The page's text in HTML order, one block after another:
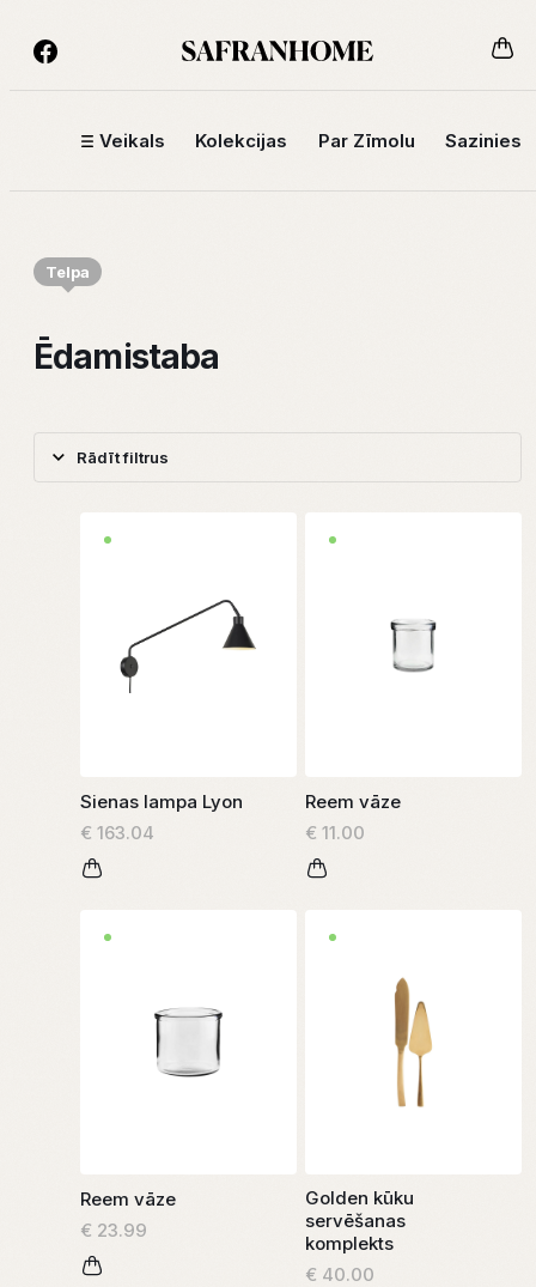
Veikals Kolekcijas Par Zīmolu Sazinies
Telpa
Ēdamistaba
Rādīt filtrus
Sienas lampa Lyon
€ 163.04
Reem vāze
€ 11.00
Reem vāze
€ 23.99
Golden kūku
servēšanas
komplekts
€ 40.00